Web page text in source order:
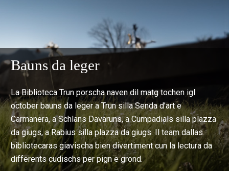
Bauns da leger
La Biblioteca Trun porscha naven dil matg tochen igl
october bauns da leger a Trun silla Senda d’art e
Carmanera, a Schlans Davaruns, a Cumpadials silla plazza
da giugs, a Rabius silla plazza da giugs. Il team dallas
bibliotecaras giavischa bien divertiment cun la lectura da
differents cudischs per pign e grond.